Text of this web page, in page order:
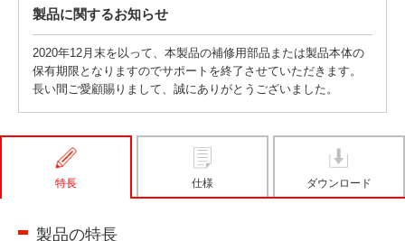
製品に関するお知らせ
2020年12月末を以って、本製品の補修用部品または製品本体の
保有期限となりますのでサポートを終了させていただきます。
長い間ご愛顧賜りまして、誠にありがとうございました。
特長 仕様 ダウンロード
製品の特長